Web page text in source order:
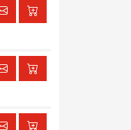
lokalizacji
lokalizacji
lokalizacji